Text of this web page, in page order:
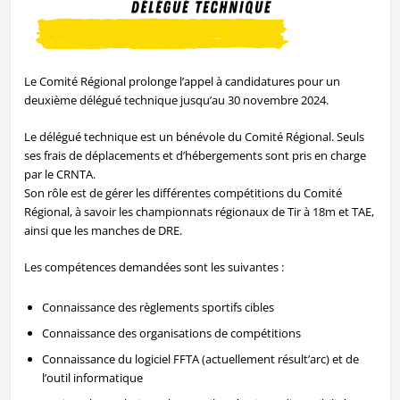
Le Comité Régional prolonge l’appel à candidatures pour un
deuxième délégué technique jusqu’au 30 novembre 2024.
Le délégué technique est un bénévole du Comité Régional. Seuls
ses frais de déplacements et d’hébergements sont pris en charge
par le CRNTA.
Son rôle est de gérer les différentes compétitions du Comité
Régional, à savoir les championnats régionaux de Tir à 18m et TAE,
ainsi que les manches de DRE.
Les compétences demandées sont les suivantes :
Connaissance des règlements sportifs cibles
Connaissance des organisations de compétitions
Connaissance du logiciel FFTA (actuellement résult’arc) et de
l’outil informatique